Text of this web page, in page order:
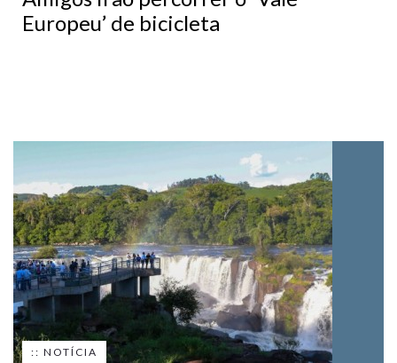
Europeu’ de bicicleta
:: NOTÍCIA